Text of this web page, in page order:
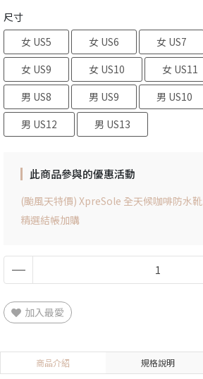
尺寸
女 US5
女 US6 女 US7
女 US9
女 US10 女 US11
男 US8
男 US9 男 US10
男 US12
男 US13
此商品參與的優惠活動
(颱風天特價) XpreSole 全天候咖啡防水靴
精選結帳加購
加入最愛
商品介紹 規格說明